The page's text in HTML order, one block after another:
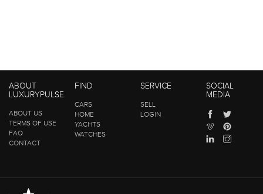
ABOUT
LUXURYPULSE
ABOUT US
TERMS OF USE
FAQ
CONTACT
FIND
CARS
HOME
YACHTS
WATCHES
SERVICE
SELL
LOGIN
SOCIAL
MEDIA